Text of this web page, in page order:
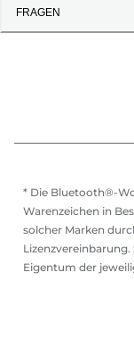
FRAGEN
* Die Bluetooth®-
Warenzeichen in
solcher Marken
Eigentum der